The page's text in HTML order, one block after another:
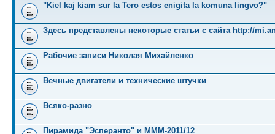
"Kiel kaj kiam sur la Tero estos enigita la komuna lingvo?"
Здесь представлены некоторые статьи с сайта http://
Рабочие записи Николая Михайленко
Вечные двигатели и технические штучки
Всяко-разно
Пирамида "Эсперанто" и MMM-2011/12